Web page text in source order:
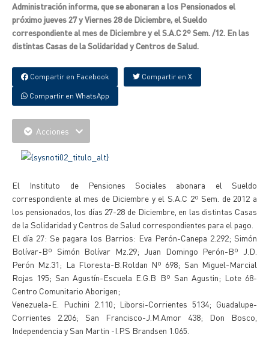
Administración informa, que se abonaran a los Pensionados el
próximo jueves 27 y Viernes 28 de Diciembre, el Sueldo
correspondiente al mes de Diciembre y el S.A.C 2º Sem. /12. En las
distintas Casas de la Solidaridad y Centros de Salud.
Compartir en Facebook Compartir en X
Compartir en WhatsApp
Acciones
El Instituto de Pensiones Sociales abonara el Sueldo
correspondiente al mes de Diciembre y el S.A.C 2º Sem. de 2012 a
los pensionados, los días 27-28 de Diciembre, en las distintas Casas
de la Solidaridad y Centros de Salud correspondientes para el pago.
El día 27: Se pagara los Barrios: Eva Perón-Canepa 2.292; Simón
Bolívar-Bº Simón Bolívar Mz.29; Juan Domingo Perón-Bº J.D.
Perón Mz.31; La Floresta-B.Roldan Nº 698; San Miguel-Marcial
Rojas 195; San Agustín-Escuela E.G.B Bº San Agustin; Lote 68-
Centro Comunitario Aborigen;
Venezuela-E. Puchini 2.110; Liborsi-Corrientes 5134; Guadalupe-
Corrientes 2.206; San Francisco-J.M.Amor 438; Don Bosco,
Independencia y San Martin -I.P.S Brandsen 1.065.